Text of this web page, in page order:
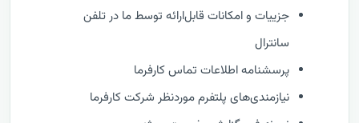
جزییات و امکانات قابل‌ارائه توسط ما در تلفن
سانترال
پرسشنامه اطلاعات تماس کارفرما
نیازمندی‌های پلتفرم موردنظر شرکت کارفرما